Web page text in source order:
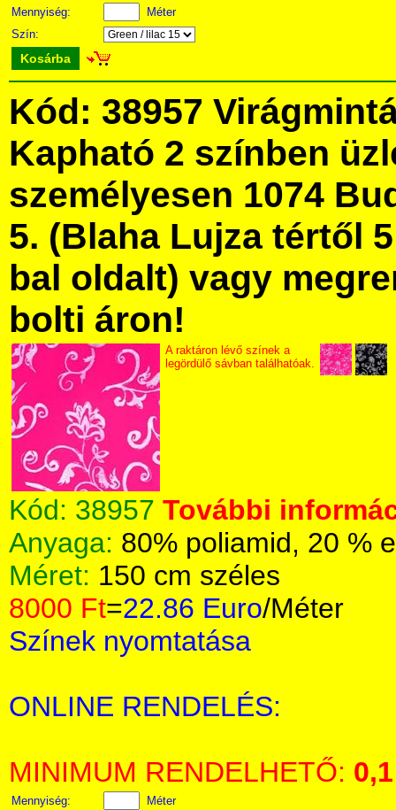
Mennyiség:
Méter
Szín:
Kosárba
Kód: 38957
Kapható 2 színben
személyesen 1074
5. (Blaha Lujza tértől
bal oldalt) vagy
bolti áron!
A raktáron lévő színek a
legördülő sávban találhatóak.
Kód: 38957 További
Anyaga: 80% poliamid, 20 %
Méret: 150 cm széles
8000 Ft=22.86 Euro/Méter
Színek nyomtatása
ONLINE RENDELÉS:
MINIMUM RENDELHETŐ: 0,1
Mennyiség: Méter